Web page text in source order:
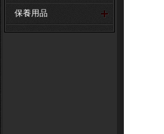
保養用品